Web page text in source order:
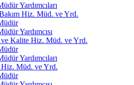
Yardımcıları
Hiz. Müd. ve Yrd.
Yardımcısı
ve Kalite Hiz. Müd. ve Yrd.
Yardımcıları
Müd. ve Yrd.